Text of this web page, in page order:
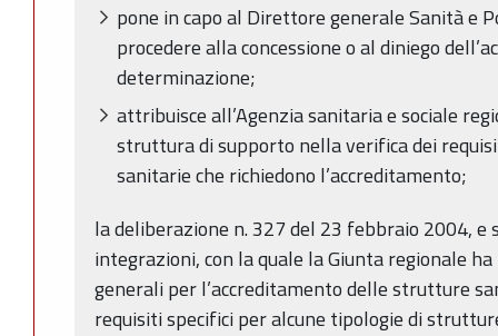
pone in capo al Direttore generale Sanità e
procedere alla concessione o al diniego
determinazione;
attribuisce all’Agenzia sanitaria e sociale
struttura di supporto nella verifica dei
sanitarie che richiedono l’accreditamento;
la deliberazione n. 327 del 23 febbraio 2004, e
integrazioni, con la quale la Giunta regionale
generali per l’accreditamento delle strutture
requisiti specifici per alcune tipologie di